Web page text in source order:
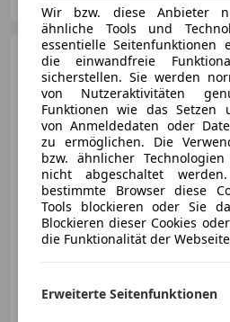
d
€
Wir bzw. diese Anbieter
ähnliche Tools und
essentielle Seitenfunktionen
die einwandfreie
sicherstellen. Sie werden
von Nutzeraktivitäten
Funktionen wie das Setzen
von Anmeldedaten oder
zu ermöglichen. Die
bzw. ähnlicher
nicht abgeschaltet
bestimmte Browser diese
Tools blockieren oder Sie
Blockieren dieser Cookies
die Funktionalität der
Erweiterte Seitenfunktionen